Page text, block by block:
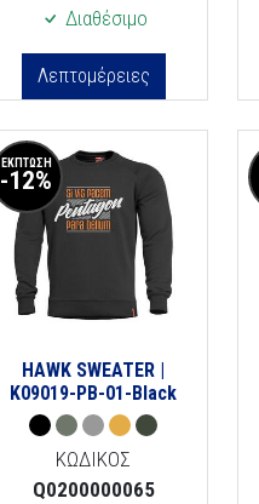
Διαθέσιμο
Λεπτομέρειες
ΕΚΠΤΩΣΗ
-12%
HAWK SWEATER |
K09019-PB-01-Black
ΚΩΔΙΚΟΣ
Q0200000065